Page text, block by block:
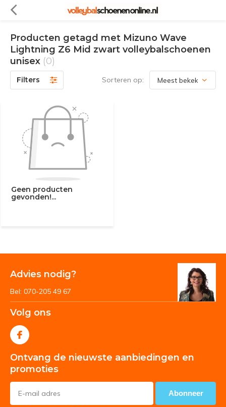
Producten getagd met Mizuno Wave
Lightning Z6 Mid zwart volleybalschoenen
unisex (0)
Filters Sorteren op:
Geen producten
gevonden!...
Advies nodig?
Bel: 070-205 49 67
Volg ons
Ontvang de nieuwste aanbiedingen en
promoties
Abonneer